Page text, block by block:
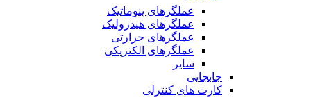
عملگرهای پنوماتیک
عملگرهای هیدرولیک
عملگرهای حرارتی
عملگرهای الکتریکی
سایر
جابجایی
کارت های کنترلی